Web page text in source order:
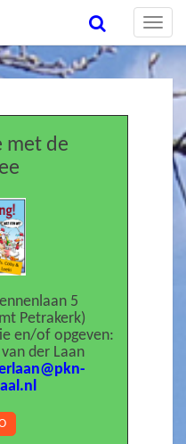
Toggle
met de
5
Petrakerk)
en/of opgeven:
der Laan